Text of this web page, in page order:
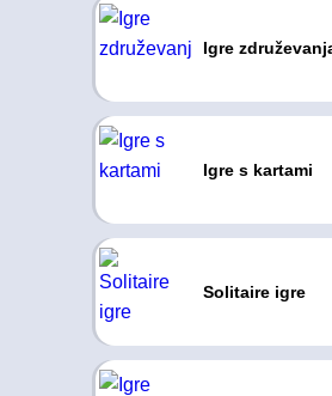
Igre
Igre s kartami
Solitaire igre